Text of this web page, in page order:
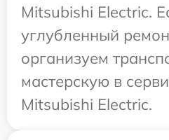
Mitsubishi Electric.
углубленный
организуем
мастерскую в
Mitsubishi Electric.